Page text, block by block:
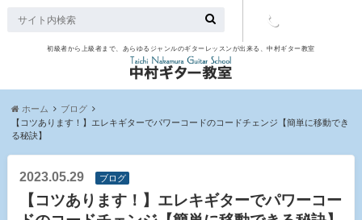
初級者から上級者まで、あらゆるジャンルのギターレッスンが出来る、中村ギター教室
ホーム
ブログ
【コツあります！】エレキギターでパワーコードのコードチェンジ【簡単に移動でき
る秘訣】
2023.05.29 ブログ
【コツあります！】エレキギターでパワーコー